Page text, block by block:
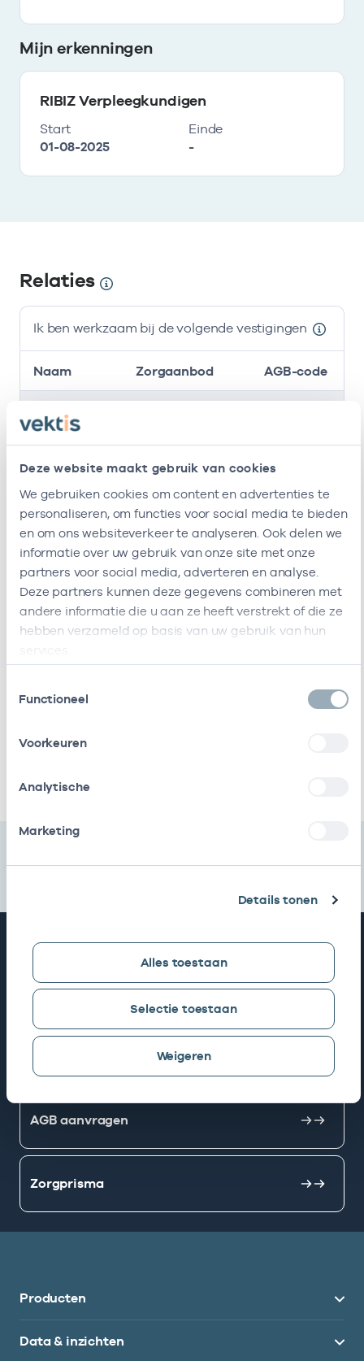
Deze website maakt gebruik van cookies
We gebruiken cookies om content en advertenties te
personaliseren, om functies voor social media te bieden
en om ons websiteverkeer te analyseren. Ook delen we
informatie over uw gebruik van onze site met onze
partners voor social media, adverteren en analyse.
Deze partners kunnen deze gegevens combineren met
andere informatie die u aan ze heeft verstrekt of die ze
hebben verzameld op basis van uw gebruik van hun
Functioneel
Voorkeuren
Analytische
Marketing
Details tonen
Alles toestaan
Selectie toestaan
Weigeren
Mijn erkenningen
RIBIZ Verpleegkundigen
Start
01-08-2025
Einde
-
Relaties
Ik ben werkzaam bij de volgende vestigingen
Ik ben werkzaam bij de volgende vestigingen
Naam Zorgaanbod AGB-code
Bijbram
Bijbram
Verpleegkundigen niveau 4 -
Ik heb een arbeidsrelatie met
Naam Rol AGB-code Start
Bijbram Bv
In
bij
03037814 01-08-2025
Bijbram
B.v.
01-08-2025
Snel naar
AGB zoeken
AGB aanvragen
Zorgprisma
Producten
Data & inzichten